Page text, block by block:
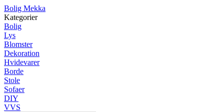
Bolig Mekka
Kategorier
Bolig
Lys
Blomster
Dekoration
Hvidevarer
Borde
Stole
Sofaer
DIY
VVS